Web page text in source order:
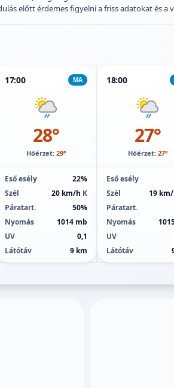
előtt érdemes figyelni a friss adatokat és a
17:00 MA
28°
Hőérzet: 29°
Eső esély
22%
Szél
20 km/h K
Páratart.
50%
Nyomás
1014 mb
UV
0,1
Látótáv
9 km
18:00
27°
Hőérzet: 27°
Eső esély
Szél
19
Páratart.
Nyomás
UV
Látótáv